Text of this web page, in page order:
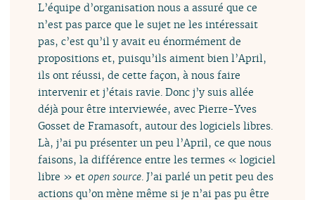
L’équipe d’organisation nous a assuré que ce
n’est pas parce que le sujet ne les intéressait
pas, c’est qu’il y avait eu énormément de
propositions et, puisqu’ils aiment bien l’April,
ils ont réussi, de cette façon, à nous faire
intervenir et j’étais ravie. Donc j’y suis allée
déjà pour être interviewée, avec Pierre-Yves
Gosset de Framasoft, autour des logiciels libres.
Là, j’ai pu présenter un peu l’April, ce que nous
faisons, la différence entre les termes « logiciel
libre » etopen source. J’ai parlé un petit peu des
actions qu’on mène même si je n’ai pas pu être